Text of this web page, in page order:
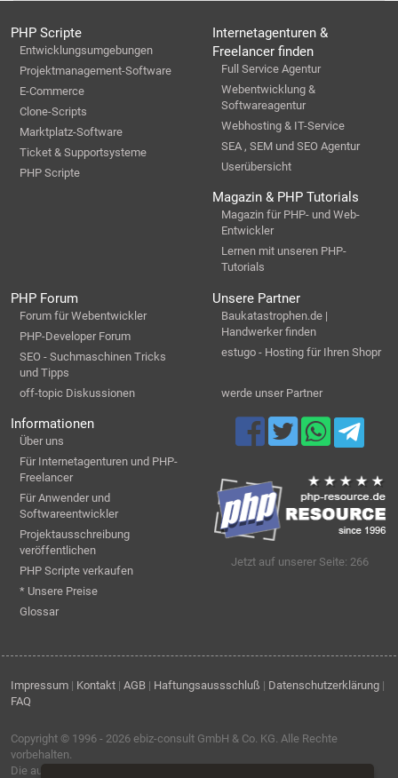
PHP Scripte
Entwicklungsumgebungen
Projektmanagement-Software
E-Commerce
Clone-Scripts
Marktplatz-Software
Ticket & Supportsysteme
PHP Scripte
Internetagenturen &
Freelancer finden
Full Service Agentur
Webentwicklung &
Softwareagentur
Webhosting & IT-Service
SEA , SEM und SEO Agentur
Userübersicht
Magazin & PHP Tutorials
Magazin für PHP- und Web-
Entwickler
Lernen mit unseren PHP-
Tutorials
PHP Forum
Forum für Webentwickler
PHP-Developer Forum
SEO - Suchmaschinen Tricks
und Tipps
off-topic Diskussionen
Unsere Partner
Baukatastrophen.de |
Handwerker finden
estugo - Hosting für Ihren Shopr
werde unser Partner
Informationen
Über uns
Für Internetagenturen und PHP-
Freelancer
Für Anwender und
Softwareentwickler
Projektausschreibung
veröffentlichen
PHP Scripte verkaufen
* Unsere Preise
Glossar
Jetzt auf unserer Seite: 266
Impressum | Kontakt | AGB | Haftungsaussschluß | Datenschutzerklärung |
FAQ
Copyright © 1996 - 2026 ebiz-consult GmbH & Co. KG . Alle Rechte
vorbehalten.
Die auf dieser Seite verwendeten Produktbezeichnungen, Namen und